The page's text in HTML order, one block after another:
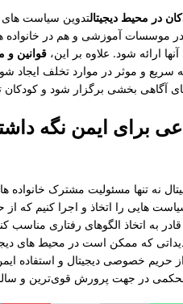
در محیط دیجیتالتدوین سیاست های
موسسات آموزشی و هم در خانواده
ارائه شود. علاوه بر این، قوانین و
سریع و موثر در موارد تخلف ایجاد
برای ایمن نگه
نه تنها مسئولیت مشترک
هایی را اتخاذ و اجرا کنیم
قادر به اتخاذ الگوهای رفتاری مناسب
که ممکن است در محیط های
خصوصی دیجیتال و استفاده ایمن